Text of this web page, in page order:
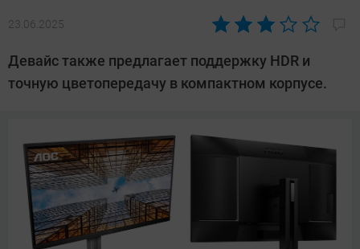
23.06.2025
Автор:
Довлатова
Девайс также предлагает поддержку HDR и
точную цветопередачу в компактном корпусе.